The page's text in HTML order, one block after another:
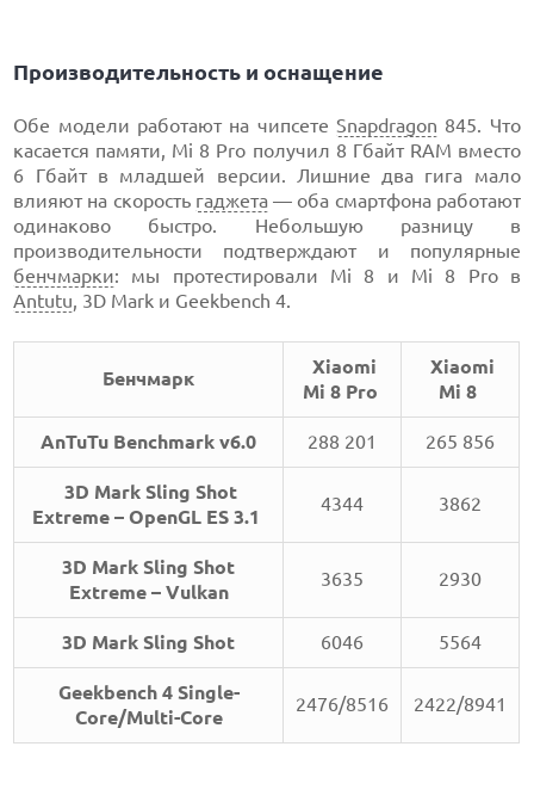
Производительность и оснащение
Обе модели работают на чипсетеSnapdragon 845. Что
касается памяти, Mi 8 Pro получил 8 Гбайт RAM вместо
6 Гбайт в младшей версии. Лишние два гига мало
влияют на скорость гаджета— оба смартфона работают
одинаково быстро. Небольшую разницу в
производительности подтверждают и популярные
бенчмарки: мы протестировали Mi 8 и Mi 8 Pro в
Antutu, 3D Mark и Geekbench 4.
Бенчмарк
Xiaomi
Mi 8 Pro
Xiaomi
Mi 8
AnTuTu Benchmark v6.0 288 201 265 856
3D Mark Sling Shot
Extreme – OpenGL ES 3.1
4344 3862
3D Mark Sling Shot
Extreme – Vulkan
3635 2930
3D Mark Sling Shot 6046 5564
Geekbench 4 Single-
Core/Multi-Core
2476/8516 2422/8941